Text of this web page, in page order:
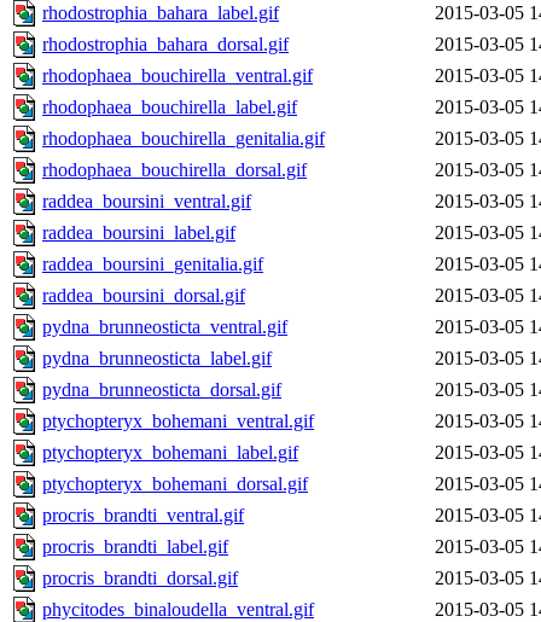
rhodostrophia_bahara_label.gif
2015-03-05
rhodostrophia_bahara_dorsal.gif
2015-03-05
rhodophaea_bouchirella_ventral.gif
2015-03-05
rhodophaea_bouchirella_label.gif
2015-03-05
rhodophaea_bouchirella_genitalia.gif
2015-03-05
rhodophaea_bouchirella_dorsal.gif
2015-03-05
raddea_boursini_ventral.gif
2015-03-05
raddea_boursini_label.gif
2015-03-05
raddea_boursini_genitalia.gif
2015-03-05
raddea_boursini_dorsal.gif
2015-03-05
pydna_brunneosticta_ventral.gif
2015-03-05
pydna_brunneosticta_label.gif
2015-03-05
pydna_brunneosticta_dorsal.gif
2015-03-05
ptychopteryx_bohemani_ventral.gif
2015-03-05
ptychopteryx_bohemani_label.gif
2015-03-05
ptychopteryx_bohemani_dorsal.gif
2015-03-05
procris_brandti_ventral.gif
2015-03-05
procris_brandti_label.gif
2015-03-05
procris_brandti_dorsal.gif
2015-03-05
phycitodes_binaloudella_ventral.gif
2015-03-05